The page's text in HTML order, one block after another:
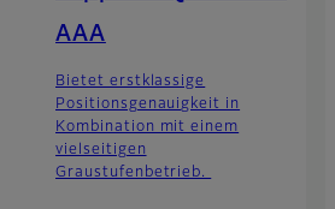
AAA
Bietet erstklassige
Positionsgenauigkeit in
Kombination mit einem
vielseitigen
Graustufenbetrieb.